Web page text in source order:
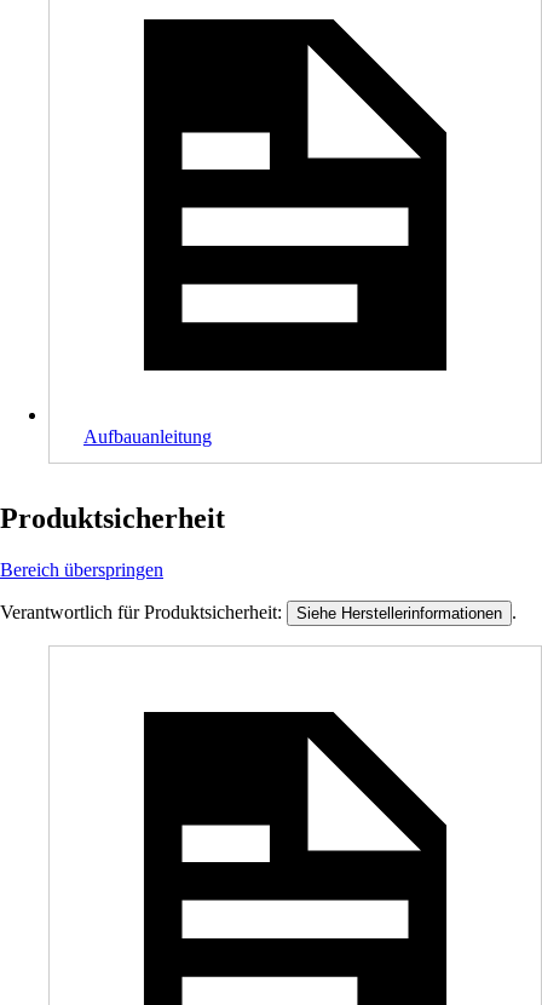
Aufbauanleitung
Produktsicherheit
Bereich überspringen
Verantwortlich für Produktsicherheit: Siehe Herstellerinformationen .